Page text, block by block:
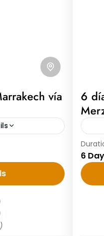
vía
vía
– Azrou –
– Erfoud –
6
6
de
6